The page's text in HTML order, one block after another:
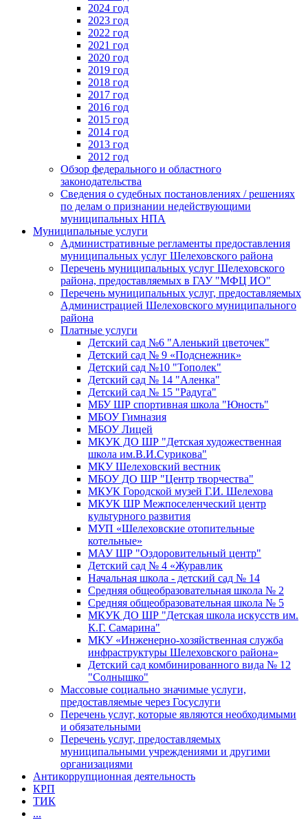
2024 год
2023 год
2022 год
2021 год
2020 год
2019 год
2018 год
2017 год
2016 год
2015 год
2014 год
2013 год
2012 год
Обзор федерального и областного
законодательства
Сведения о судебных постановлениях / решениях
по делам о признании недействующими
муниципальных НПА
Муниципальные услуги
Административные регламенты предоставления
муниципальных услуг Шелеховского района
Перечень муниципальных услуг Шелеховского
района, предоставляемых в ГАУ "МФЦ ИО"
Перечень муниципальных услуг, предоставляемых
Администрацией Шелеховского муниципального
района
Платные услуги
Детский сад №6 "Аленький цветочек"
Детский сад № 9 «Подснежник»
Детский сад №10 "Тополек"
Детский сад № 14 "Аленка"
Детский сад № 15 "Радуга"
МБУ ШР спортивная школа "Юность"
МБОУ Гимназия
МБОУ Лицей
МКУК ДО ШР "Детская художественная
школа им.В.И.Сурикова"
МКУ Шелеховский вестник
МБОУ ДО ШР "Центр творчества"
МКУК Городской музей Г.И. Шелехова
МКУК ШР Межпоселенческий центр
культурного развития
МУП «Шелеховские отопительные
котельные»
МАУ ШР "Оздоровительный центр"
Детский сад № 4 «Журавлик
Начальная школа - детский сад № 14
Средняя общеобразовательная школа № 2
Средняя общеобразовательная школа № 5
МКУК ДО ШР "Детская школа искусств им.
К.Г. Самарина"
МКУ «Инженерно-хозяйственная служба
инфраструктуры Шелеховского района»
Детский сад комбинированного вида № 12
"Солнышко"
Массовые социально значимые услуги,
предоставляемые через Госуслуги
Перечень услуг, которые являются необходимыми
и обязательными
Перечень услуг, предоставляемых
муниципальными учреждениями и другими
организациями
Антикоррупционная деятельность
КРП
ТИК
...